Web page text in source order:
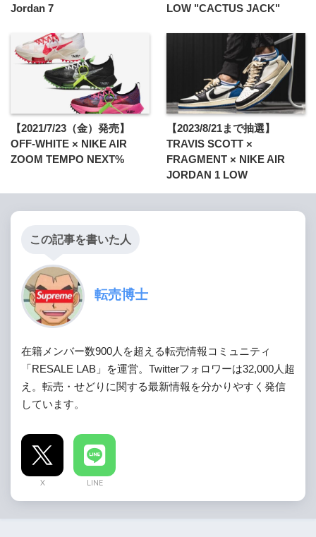
Jordan 7
LOW "CACTUS JACK"
【2021/7/23（金）発売】
OFF-WHITE × NIKE AIR
ZOOM TEMPO NEXT%
【2023/8/21まで抽選】
TRAVIS SCOTT ×
FRAGMENT × NIKE AIR
JORDAN 1 LOW
この記事を書いた人
転売博士
在籍メンバー数900人を超える転売情報コミュニティ
「RESALE LAB」を運営。Twitterフォロワーは32,000人超
え。転売・せどりに関する最新情報を分かりやすく発信
しています。
X LINE